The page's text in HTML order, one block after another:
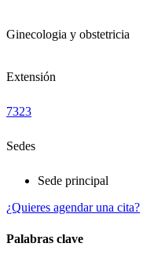
Ginecologia y obstetricia
Extensión
7323
Sedes
Sede principal
¿Quieres agendar una cita?
Palabras clave